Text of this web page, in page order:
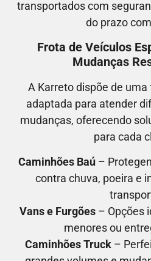
transportados com
do prazo
Frota de Veículos
Mudanças
A Karreto dispõe de
adaptada para atender
mudanças, oferecendo
para cada
Caminhões Baú –
contra chuva, poeira e
Vans e Furgões – Opções
menores ou
Caminhões Truck–